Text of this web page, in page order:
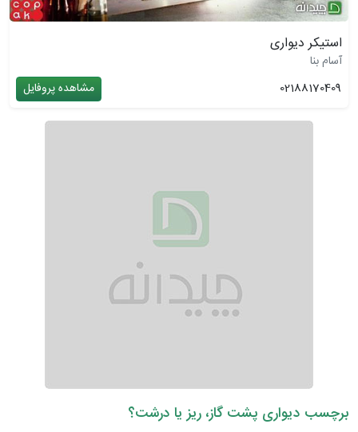
استیکر دیواری
آسام بنا
02188170409
مشاهده پروفایل
برچسب دیواری پشت گاز، ریز یا درشت؟